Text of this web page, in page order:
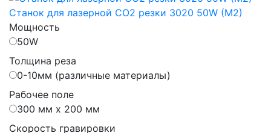
Станок для лазерной CO2 резки 3020 50W (M2)
Мощность
50W
Толщина реза
0-10мм (различные материалы)
Рабочее поле
300 мм х 200 мм
Скорость гравировки